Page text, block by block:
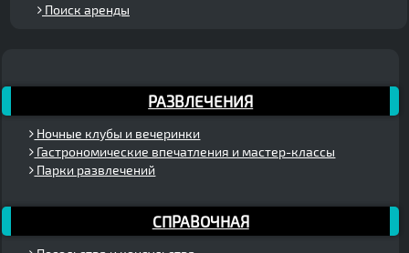
Поиск аренды
РАЗВЛЕЧЕНИЯ
Ночные клубы и вечеринки
Гастрономические впечатления и мастер-классы
Парки развлечений
СПРАВОЧНАЯ